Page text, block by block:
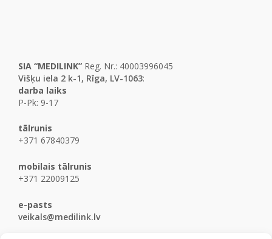
SIA “MEDILINK” Reg. Nr.: 40003996045
Višķu iela 2 k-1, Rīga, LV-1063:
darba laiks
P-Pk: 9-17
tālrunis
+371 67840379
mobilais tālrunis
+371 22009125
e-pasts
veikals@medilink.lv